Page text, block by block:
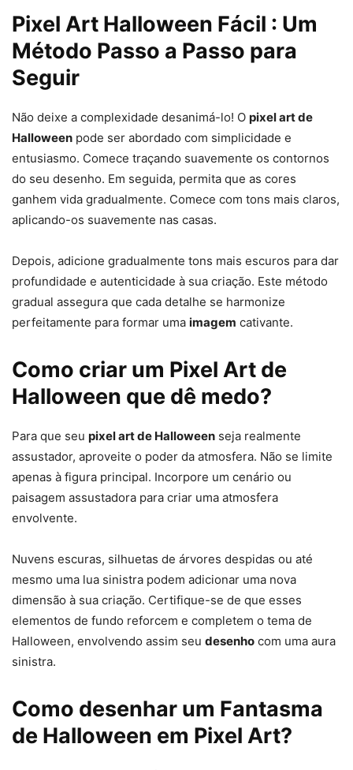
halloween pixel
desenho pixel halloween
abobora de halloween pixel
halloween pixel
Pixel Art Halloween Fácil : Um
Método Passo a Passo para
Seguir
Não deixe a complexidade desanimá-lo! O pixel art de
Halloween pode ser abordado com simplicidade e
entusiasmo. Comece traçando suavemente os contornos
do seu desenho. Em seguida, permita que as cores
ganhem vida gradualmente. Comece com tons mais claros,
aplicando-os suavemente nas casas.
Depois, adicione gradualmente tons mais escuros para dar
profundidade e autenticidade à sua criação. Este método
gradual assegura que cada detalhe se harmonize
perfeitamente para formar uma imagem cativante.
Como criar um Pixel Art de
Halloween que dê medo?
Para que seu pixel art de Halloween seja realmente
assustador, aproveite o poder da atmosfera. Não se limite
apenas à figura principal. Incorpore um cenário ou
paisagem assustadora para criar uma atmosfera
envolvente.
Nuvens escuras, silhuetas de árvores despidas ou até
mesmo uma lua sinistra podem adicionar uma nova
dimensão à sua criação. Certifique-se de que esses
elementos de fundo reforcem e completem o tema de
Halloween, envolvendo assim seu desenho com uma aura
sinistra.
Como desenhar um Fantasma
de Halloween em Pixel Art?